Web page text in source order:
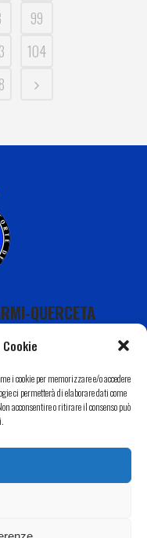
i cookie per memorizzare e/o accedere
ci permetterà di elaborare dati come
acconsentire o ritirare il consenso può
99
104
QUERCETA
| Web by